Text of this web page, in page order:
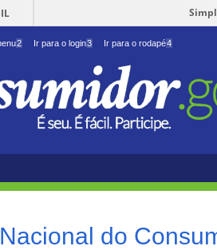
2 Ir para o login3 Ir para o rodapé4
do